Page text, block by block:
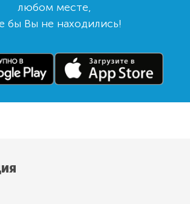
любом месте,
бы Вы не находились!